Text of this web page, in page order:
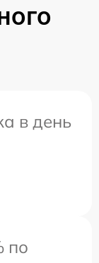
в день
по